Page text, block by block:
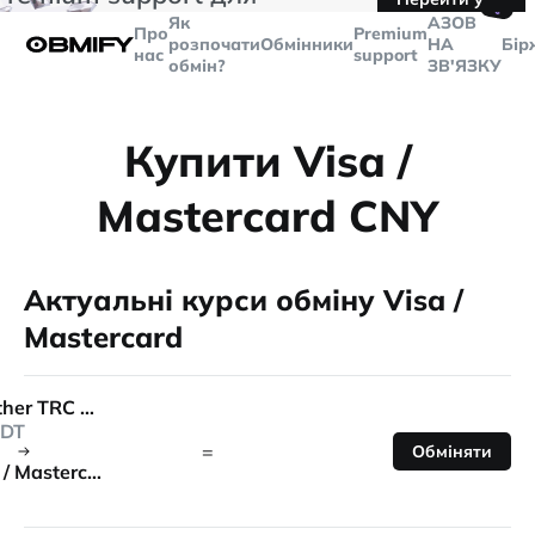
більше
Telegram
Про
нас
Як
розпочати
обмін?
ОбмінникиPremium
support
🤙
AЗОВ
НА
ЗВ'ЯЗКУ
Купити Visa /
Mastercard CNY
Актуальні курси обміну Visa /
Mastercard
Tether TRC 20
Visa / Mastercard
= Обміняти